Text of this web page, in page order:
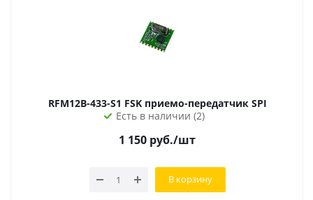
RFM12B-433-S1 FSK приемо-передатчик SPI
Есть в наличии (2)
1 150 руб./шт
В корзину